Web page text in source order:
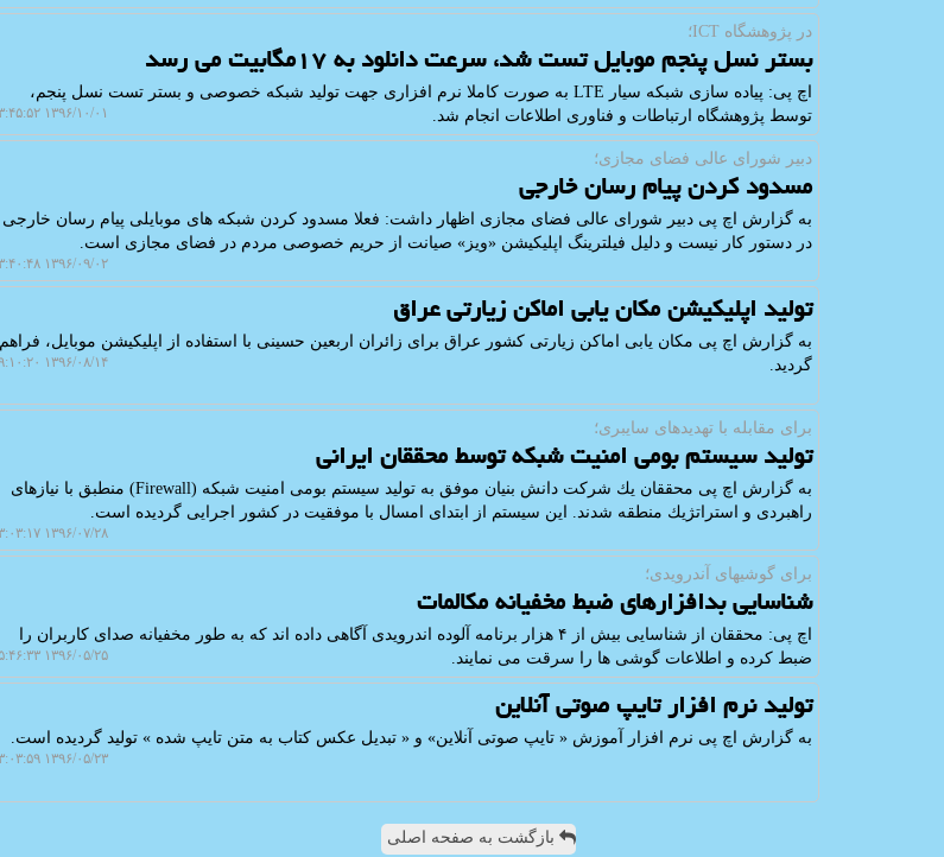
در پژوهشگاه ICT؛
بستر نسل پنجم موبایل تست شد، سرعت دانلود به ۱۷مگابیت می رسد
اچ پی: پیاده سازی شبكه سیار LTE به صورت كاملا نرم افزاری جهت تولید شبكه خصوصی و بستر تست نسل پنجم،
توسط پژوهشگاه ارتباطات و فناوری اطلاعات انجام شد.
۱۳۹۶/۱۰/۰۱ ۱۳:۴۵:۵۲
دبیر شورای عالی فضای مجازی؛
مسدود كردن پیام رسان خارجی
به گزارش اچ پی دبیر شورای عالی فضای مجازی اظهار داشت: فعلا مسدود كردن شبكه های موبایلی پیام رسان خارجی
در دستور كار نیست و دلیل فیلترینگ اپلیكیشن «ویز» صیانت از حریم خصوصی مردم در فضای مجازی است.
۱۳۹۶/۰۹/۰۲ ۱۳:۴۰:۴۸
تولید اپلیكیشن مكان یابی اماكن زیارتی عراق
به گزارش اچ پی مكان یابی اماكن زیارتی كشور عراق برای زائران اربعین حسینی با استفاده از اپلیكیشن موبایل، فراهم
گردید.
۱۳۹۶/۰۸/۱۴ ۱۹:۱۰:۲۰
برای مقابله با تهدیدهای سایبری؛
تولید سیستم بومی امنیت شبكه توسط محققان ایرانی
به گزارش اچ پی محققان یك شركت دانش بنیان موفق به تولید سیستم بومی امنیت شبكه (Firewall) منطبق با نیازهای
راهبردی و استراتژیك منطقه شدند. این سیستم از ابتدای امسال با موفقیت در كشور اجرایی گردیده است.
۱۳۹۶/۰۷/۲۸ ۲۳:۰۳:۱۷
برای گوشیهای آندرویدی؛
شناسایی بدافزارهای ضبط مخفیانه مكالمات
اچ پی: محققان از شناسایی بیش از ۴ هزار برنامه آلوده اندرویدی آگاهی داده اند كه به طور مخفیانه صدای كاربران را
ضبط كرده و اطلاعات گوشی ها را سرقت می نمایند.
۱۳۹۶/۰۵/۲۵ ۱۵:۴۶:۳۳
تولید نرم افزار تایپ صوتی آنلاین
به گزارش اچ پی نرم افزار آموزش « تایپ صوتی آنلاین» و « تبدیل عكس كتاب به متن تایپ شده » تولید گردیده است.
۱۳۹۶/۰۵/۲۳ ۲۳:۰۳:۵۹
بازگشت به صفحه اصلی